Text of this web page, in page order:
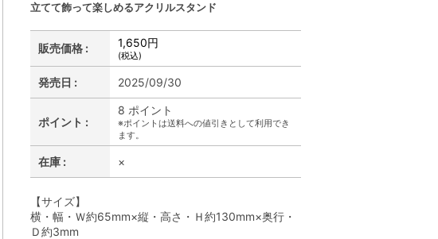
立てて飾って楽しめるアクリルスタンド
販売価格 : 1,650円
(税込)
発売日 : 2025/09/30
ポイント :
8 ポイント
※ポイントは送料への値引きとして利用でき
ます。
在庫 : ×
【サイズ】
横・幅・Ｗ約65mm×縦・高さ・Ｈ約130mm×奥行・
Ｄ約3mm